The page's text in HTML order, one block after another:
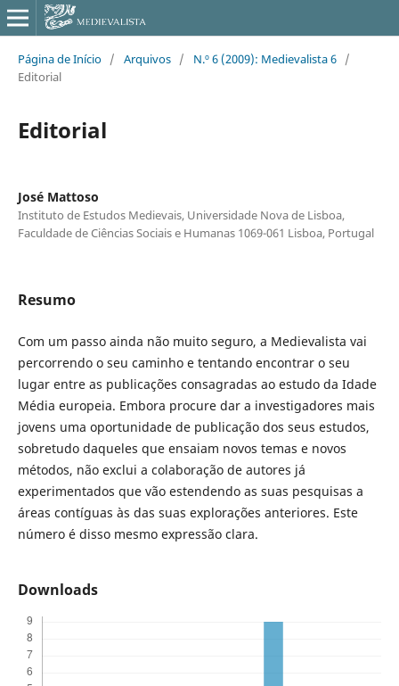
Página de Início / Arquivos / N.º 6 (2009): Medievalista 6 /
Editorial
Editorial
José Mattoso
Instituto de Estudos Medievais, Universidade Nova de Lisboa,
Faculdade de Ciências Sociais e Humanas 1069-061 Lisboa, Portugal
Resumo
Com um passo ainda não muito seguro, a Medievalista vai
percorrendo o seu caminho e tentando encontrar o seu
lugar entre as publicações consagradas ao estudo da Idade
Média europeia. Embora procure dar a investigadores mais
jovens uma oportunidade de publicação dos seus estudos,
sobretudo daqueles que ensaiam novos temas e novos
métodos, não exclui a colaboração de autores já
experimentados que vão estendendo as suas pesquisas a
áreas contíguas às das suas explorações anteriores. Este
número é disso mesmo expressão clara.
Downloads